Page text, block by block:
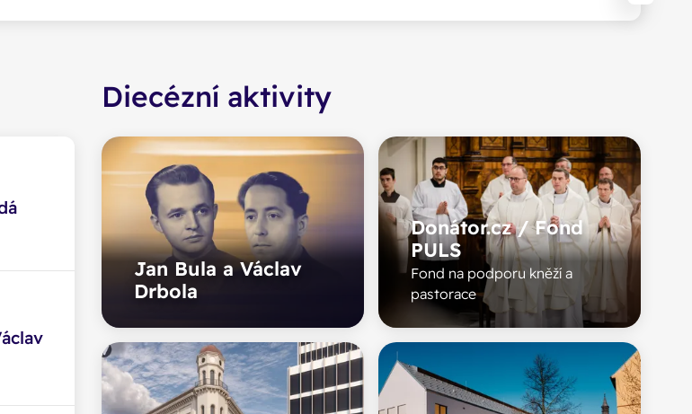
Diecézní aktivity
Jan Bula a Václav
Drbola
Donátor.cz / Fond
PULS
Fond na podporu kněží a
pastorace